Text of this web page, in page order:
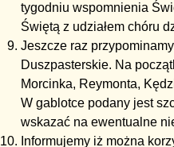
tygodniu wspomnienia
Świętą z udziałem chóru
Jeszcze raz
Duszpasterskie. Na
Morcinka, Reymonta,
W gablotce podany jest
wskazać na ewentualne
Informujemy iż można